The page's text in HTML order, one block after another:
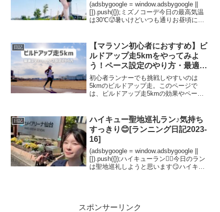
(adsbygoogle = window.adsbygoogle ||
[]).push({});ミズノコーデ今日の最高気温
は30℃🥵暑いけどいつも通りお昼頃にス
した♪...
日記
【マラソン初心者におすすめ】ビ
ルドアップ走5kmをやってみよ
う！ペース設定のやり方・最適な
コース紹介も
初心者ランナーでも挑戦しやすいのは
5kmのビルドアップ走。このページで
は、ビルドアップ走5kmの効果やペース
日記
ハイキュー聖地巡礼ラン♪気持ち
すっきり😊[ランニング日記2023-
16]
(adsbygoogle = window.adsbygoogle ||
[]).push({});ハイキューラン🏃‍♀️今日のラン
は聖地巡礼しようと思います😏ハイキュ
スポンサーリンク